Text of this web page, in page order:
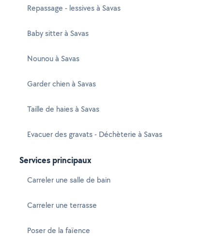
Repassage - lessives à Savas
Baby sitter à Savas
Nounou à Savas
Garder chien à Savas
Taille de haies à Savas
Evacuer des gravats - Déchèterie à Savas
Services principaux
Carreler une salle de bain
Carreler une terrasse
Poser de la faïence